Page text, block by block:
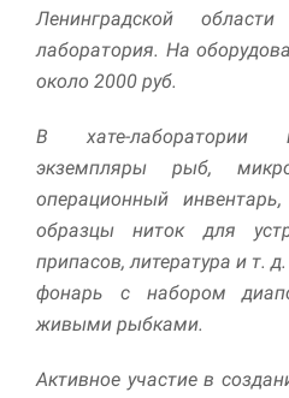
Ленинградской
лаборатория. На
около 2000 руб.
В хате-лаборатории
экземпляры рыб,
операционный
образцы ниток для
припасов, литература и т.
фонарь с набором
живыми рыбками.
Активное участие в